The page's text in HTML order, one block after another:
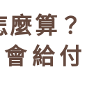
算？
給付